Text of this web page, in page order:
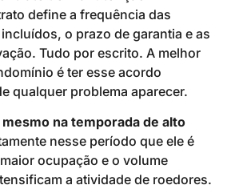
define a frequência das
o prazo de garantia e as
Tudo por escrito. A melhor
é ter esse acordo
qualquer problema aparecer.
na temporada de alto
nesse período que ele é
ocupação e o volume
a atividade de roedores.